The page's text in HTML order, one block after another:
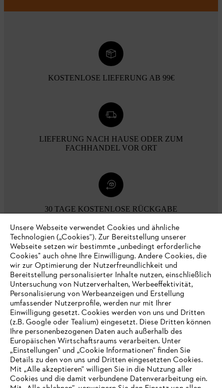
KOSTENLOSE LIEFERUNG AB 99€
LIEFERUNG NACH HAUSE ODER ZUM
FACHHANDEL VOR ORT
30 TAGE KOSTENLOSE RÜCKGABE
Zahlungsmöglichkeiten
Unternehmen
Unsere Webseite verwendet Cookies und ähnliche
Technologien („Cookies“). Zur Bereitstellung unserer
Webseite setzen wir bestimmte „unbedingt erforderliche
Cookies" auch ohne Ihre Einwilligung. Andere Cookies, die
wir zur Optimierung der Nutzerfreundlichkeit und
Bereitstellung personalisierter Inhalte nutzen, einschließlich
Untersuchung von Nutzerverhalten, Werbeeffektivität,
Personalisierung von Werbeanzeigen und Erstellung
umfassender Nutzerprofile, werden nur mit Ihrer
Einwilligung gesetzt. Cookies werden von uns und Dritten
(z.B. Google oder Tealium) eingesetzt. Diese Dritten können
Ihre personenbezogenen Daten auch außerhalb des
Europäischen Wirtschaftsraums verarbeiten. Unter
„Einstellungen" und „Cookie Informationen“ finden Sie
Details zu den von uns und Dritten eingesetzten Cookies.
Mit „Alle akzeptieren“ willigen Sie in die Nutzung aller
Cookies und die damit verbundene Datenverarbeitung ein.